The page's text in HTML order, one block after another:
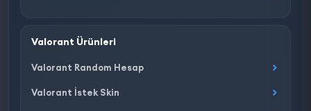
Valorant Ürünleri
Valorant Random Hesap
Valorant İstek Skin